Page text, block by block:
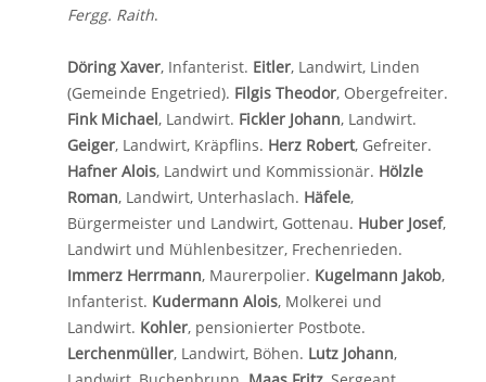
Fergg. Raith.
Döring Xaver, Infanterist. Eitler, Landwirt, Linden
(Gemeinde Engetried). Filgis Theodor, Obergefreiter.
Fink Michael, Landwirt. Fickler Johann, Landwirt.
Geiger, Landwirt, Kräpflins. Herz Robert, Gefreiter.
Hafner Alois, Landwirt und Kommissionär. Hölzle
Roman, Landwirt, Unterhaslach. Häfele,
Bürgermeister und Landwirt, Gottenau. Huber Josef,
Landwirt und Mühlenbesitzer, Frechenrieden.
Immerz Herrmann, Maurerpolier. Kugelmann Jakob,
Infanterist. Kudermann Alois, Molkerei und
Landwirt. Kohler, pensionierter Postbote.
Lerchenmüller, Landwirt, Böhen. Lutz Johann,